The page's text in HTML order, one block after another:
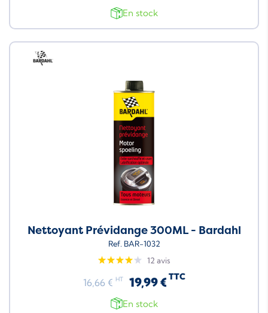
En stock
Neuf
Nettoyant Prévidange 300ML - Bardahl
Ref. BAR-1032
12 avis
16,66 € HT 19,99 € TTC
En stock